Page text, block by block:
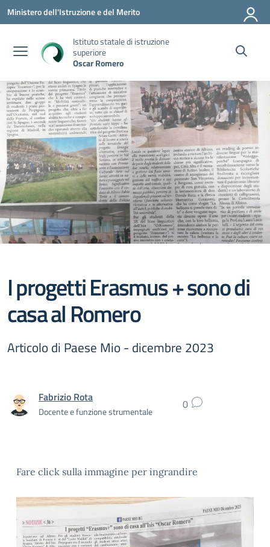
Vai ai contenuti
Vai al menu di navigazione
Vai al footer
Ministero dell'Istruzione e del Merito
Istituto statale di istruzione
superiore
Oscar Romero
I progetti Erasmus + sono di
casa al Romero
Articolo di Paese Mio - dicembre 2023
Fabrizio Rota
Docente e funzione strumentale 0
Fare click sulla immagine per ingrandire